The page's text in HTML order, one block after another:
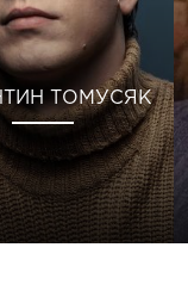
ТОМУСЯК